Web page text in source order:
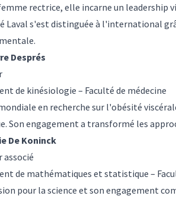
rectrice, elle incarne un leadership
Laval s'est distinguée à l'international
Després
de kinésiologie – Faculté de médecine
en recherche sur l'obésité
Son engagement a transformé les
De Koninck
associé
de mathématiques et statistique –
pour la science et son engagement